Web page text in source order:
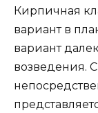
Кирпичная
вариант в
вариант
возведения.